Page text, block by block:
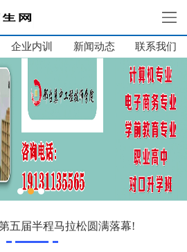
网站首页
中专招生
单招集训
大学生培训
企业内训
关于我们
联系我们
企业内训 新闻动态 联系我们
五届半程马拉松圆满落幕!